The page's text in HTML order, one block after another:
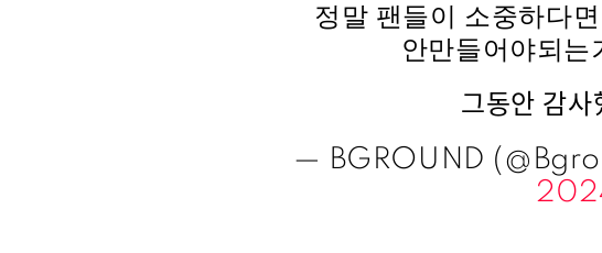
정말 팬들이 소중하다
안만들어야되는
그동안 감사
— BGROUND